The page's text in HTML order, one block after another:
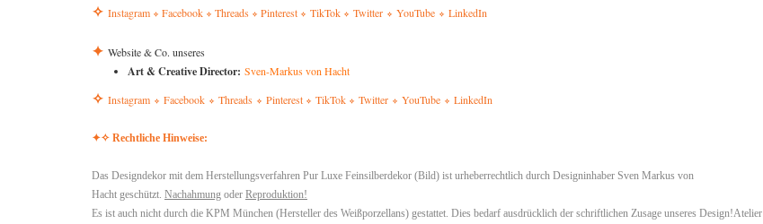
✧ Instagram ✧ Facebook ✧ Threads ✧ Pinterest ✧ TikTok ✧ Twitter ✧ YouTube ✧ LinkedIn
✦ Website & Co. unseres
Art & Creative Director: Sven-Markus von Hacht
✧ Instagram ✧ Facebook ✧ Threads ✧ Pinterest ✧ TikTok ✧ Twitter ✧ YouTube ✧ LinkedIn
✦✧ Rechtliche Hinweise:
Das Designdekor mit dem Herstellungsverfahren Pur Luxe Feinsilberdekor (Bild) ist urheberrechtlich durch Designinhaber Sven Markus von
Hacht geschützt. Nachahmung oder Reproduktion!
Es ist auch nicht durch die KPM München (Hersteller des Weißporzellans) gestattet. Dies bedarf ausdrücklich der schriftlichen Zusage unseres Design!Atelier